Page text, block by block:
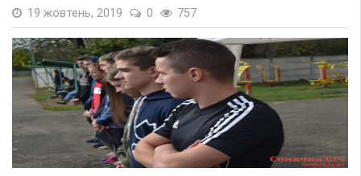
19 жовтень, 2019 0 757